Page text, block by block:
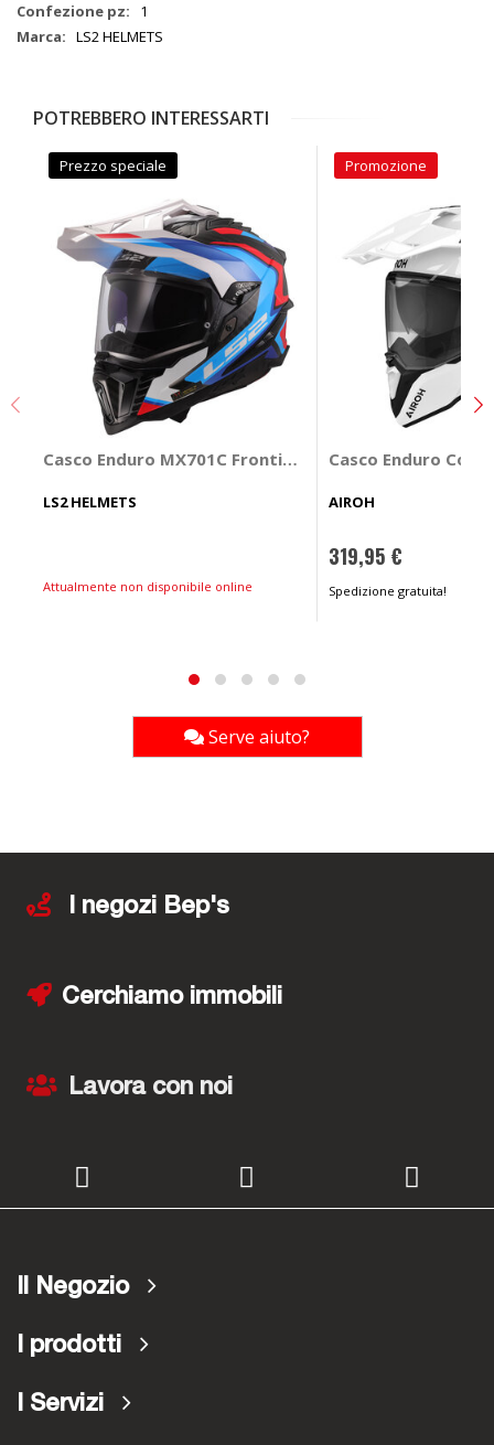
1
LS2 HELMETS
POTREBBERO INTERESSARTI
Prezzo speciale
Casco Enduro MX701C Frontier II
LS2 HELMETS
Attualmente non disponibile online
Promozione
Casco Enduro
AIROH
319,95 €
Spedizione gratuita!
Serve aiuto?
I negozi Bep's
Cerchiamo immobili
Lavora con noi
Il Negozio
I prodotti
I Servizi